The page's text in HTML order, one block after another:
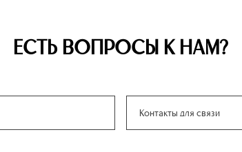
ЕСТЬ ВОПРОСЫ К НАМ?